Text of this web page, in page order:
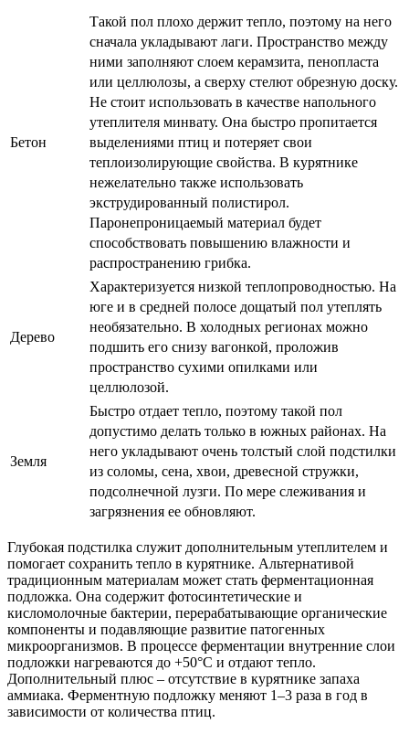
Бетон
Такой пол плохо держит тепло, поэтому на него
сначала укладывают лаги. Пространство между
ними заполняют слоем керамзита, пенопласта
или целлюлозы, а сверху стелют обрезную доску.
Не стоит использовать в качестве напольного
утеплителя минвату. Она быстро пропитается
выделениями птиц и потеряет свои
теплоизолирующие свойства. В курятнике
нежелательно также использовать
экструдированный полистирол.
Паронепроницаемый материал будет
способствовать повышению влажности и
распространению грибка.
Дерево
Характеризуется низкой теплопроводностью. На
юге и в средней полосе дощатый пол утеплять
необязательно. В холодных регионах можно
подшить его снизу вагонкой, проложив
пространство сухими опилками или
целлюлозой.
Земля
Быстро отдает тепло, поэтому такой пол
допустимо делать только в южных районах. На
него укладывают очень толстый слой подстилки
из соломы, сена, хвои, древесной стружки,
подсолнечной лузги. По мере слеживания и
загрязнения ее обновляют.
Глубокая подстилка служит дополнительным утеплителем и
помогает сохранить тепло в курятнике. Альтернативой
традиционным материалам может стать ферментационная
подложка. Она содержит фотосинтетические и
кисломолочные бактерии, перерабатывающие органические
компоненты и подавляющие развитие патогенных
микроорганизмов. В процессе ферментации внутренние слои
подложки нагреваются до +50°C и отдают тепло.
Дополнительный плюс – отсутствие в курятнике запаха
аммиака. Ферментную подложку меняют 1–3 раза в год в
зависимости от количества птиц.